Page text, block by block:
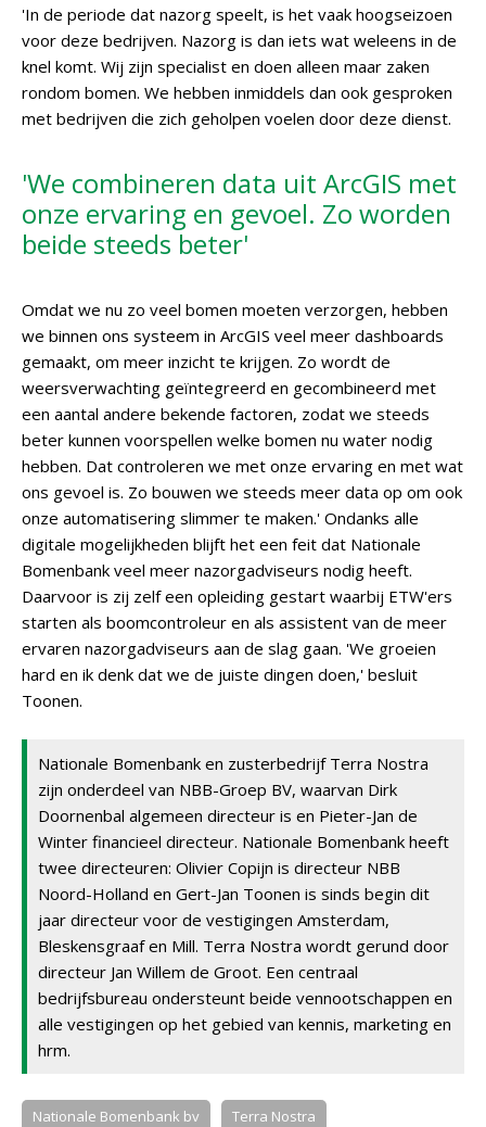
'In de periode dat nazorg speelt, is het vaak hoogseizoen
voor deze bedrijven. Nazorg is dan iets wat weleens in de
knel komt. Wij zijn specialist en doen alleen maar zaken
rondom bomen. We hebben inmiddels dan ook gesproken
met bedrijven die zich geholpen voelen door deze dienst.
'We combineren data uit ArcGIS met
onze ervaring en gevoel. Zo worden
beide steeds beter'
Omdat we nu zo veel bomen moeten verzorgen, hebben
we binnen ons systeem in ArcGIS veel meer dashboards
gemaakt, om meer inzicht te krijgen. Zo wordt de
weersverwachting geïntegreerd en gecombineerd met
een aantal andere bekende factoren, zodat we steeds
beter kunnen voorspellen welke bomen nu water nodig
hebben. Dat controleren we met onze ervaring en met wat
ons gevoel is. Zo bouwen we steeds meer data op om ook
onze automatisering slimmer te maken.' Ondanks alle
digitale mogelijkheden blijft het een feit dat Nationale
Bomenbank veel meer nazorgadviseurs nodig heeft.
Daarvoor is zij zelf een opleiding gestart waarbij ETW'ers
starten als boomcontroleur en als assistent van de meer
ervaren nazorgadviseurs aan de slag gaan. 'We groeien
hard en ik denk dat we de juiste dingen doen,' besluit
Toonen.
Nationale Bomenbank en zusterbedrijf Terra Nostra
zijn onderdeel van NBB-Groep BV, waarvan Dirk
Doornenbal algemeen directeur is en Pieter-Jan de
Winter financieel directeur. Nationale Bomenbank heeft
twee directeuren: Olivier Copijn is directeur NBB
Noord-Holland en Gert-Jan Toonen is sinds begin dit
jaar directeur voor de vestigingen Amsterdam,
Bleskensgraaf en Mill. Terra Nostra wordt gerund door
directeur Jan Willem de Groot. Een centraal
bedrijfsbureau ondersteunt beide vennootschappen en
alle vestigingen op het gebied van kennis, marketing en
hrm.
Nationale Bomenbank bv Terra Nostra